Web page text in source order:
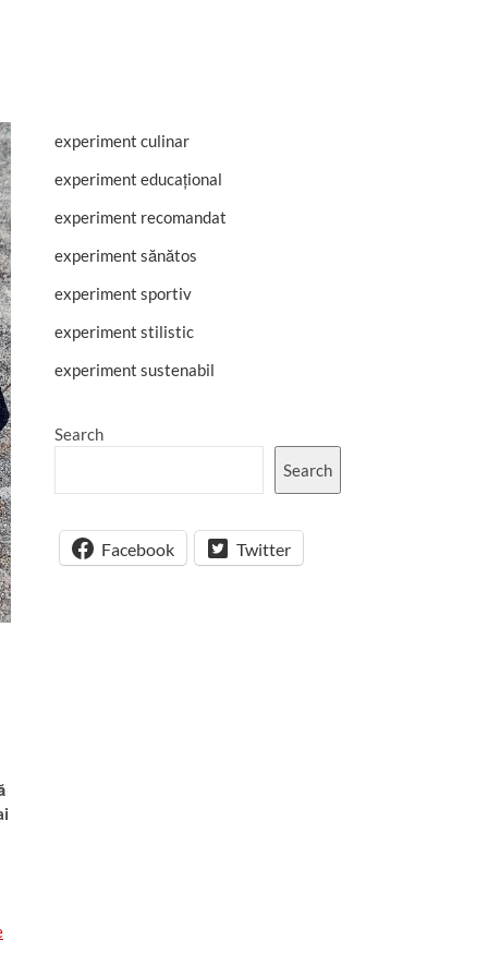
experiment culinar
experiment educațional
experiment recomandat
experiment sănătos
experiment sportiv
experiment stilistic
experiment sustenabil
Search
Search
Facebook Twitter